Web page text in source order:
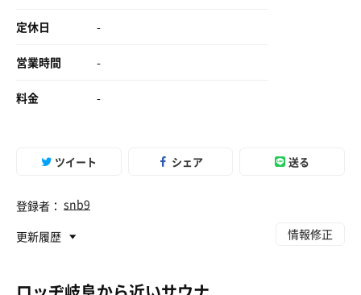
定休日 -
営業時間 -
料金 -
ツイート シェア 送る
登録者： snb9
更新履歴
情報修正